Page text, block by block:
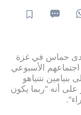
لدى حماس في غزة
الأسبوعي
نتنياهو
على أنه "ربما يكون